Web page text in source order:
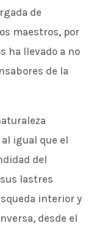
de
maestros, por
ha llevado a no
de la
igual que el
del
sus lastres
interior y
desde el